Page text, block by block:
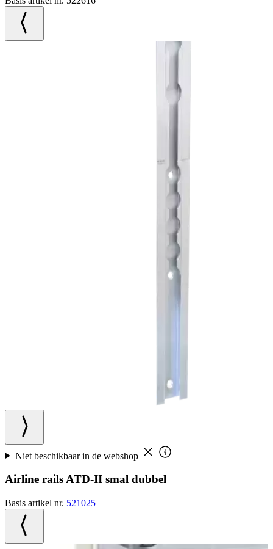
Niet beschikbaar in de webshop
Airline rails ATD-II smal dubbel
Basis artikel nr. 521025